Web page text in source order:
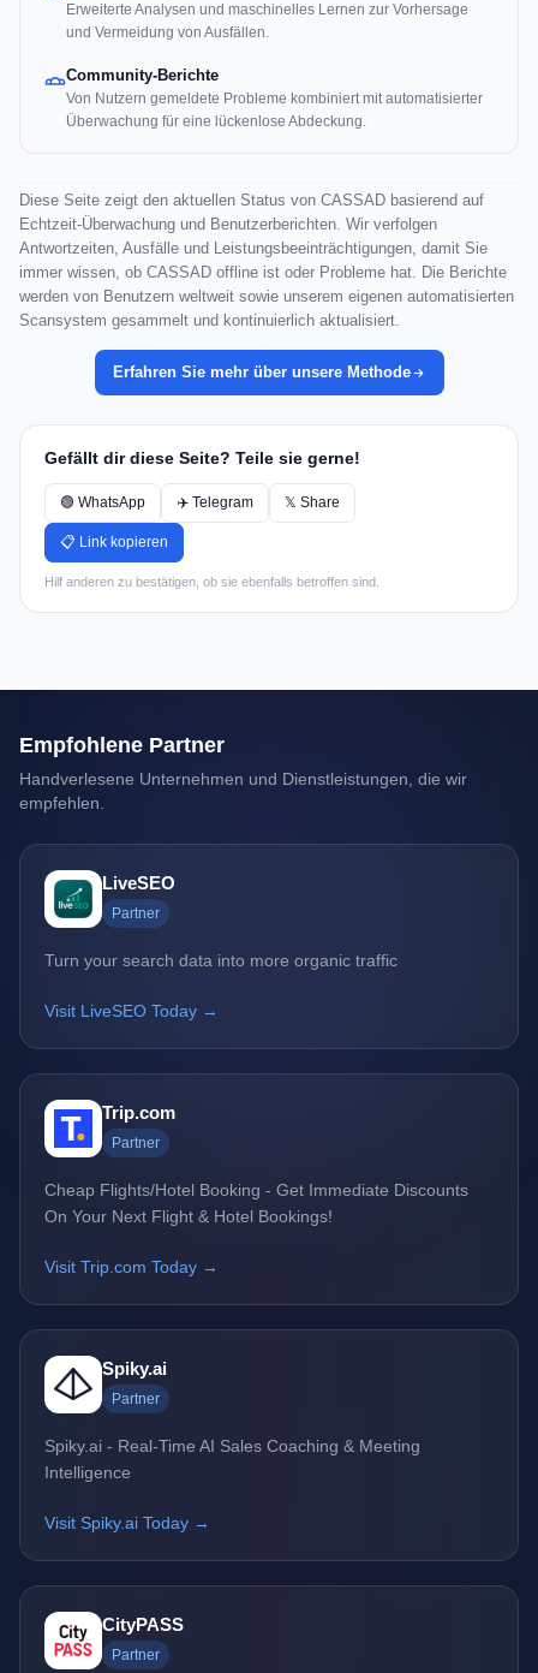
Erweiterte Analysen und maschinelles Lernen zur Vorhersage
und Vermeidung von Ausfällen.
Community-Berichte
Von Nutzern gemeldete Probleme kombiniert mit automatisierter
Überwachung für eine lückenlose Abdeckung.
Diese Seite zeigt den aktuellen Status von CASSAD basierend auf
Echtzeit-Überwachung und Benutzerberichten. Wir verfolgen
Antwortzeiten, Ausfälle und Leistungsbeeinträchtigungen, damit Sie
immer wissen, ob CASSAD offline ist oder Probleme hat. Die Berichte
werden von Benutzern weltweit sowie unserem eigenen automatisierten
Scansystem gesammelt und kontinuierlich aktualisiert.
Erfahren Sie mehr über unsere Methode
Gefällt dir diese Seite? Teile sie gerne!
🟢 WhatsApp ✈️ Telegram 𝕏 Share
📋 Link kopieren
Hilf anderen zu bestätigen, ob sie ebenfalls betroffen sind.
Empfohlene Partner
Handverlesene Unternehmen und Dienstleistungen, die wir
empfehlen.
LiveSEO
Partner
Turn your search data into more organic traffic
Visit LiveSEO Today →
Trip.com
Partner
Cheap Flights/Hotel Booking - Get Immediate Discounts
On Your Next Flight & Hotel Bookings!
Visit Trip.com Today →
Spiky.ai
Partner
Spiky.ai - Real-Time AI Sales Coaching & Meeting
Intelligence
Visit Spiky.ai Today →
CityPASS
Partner